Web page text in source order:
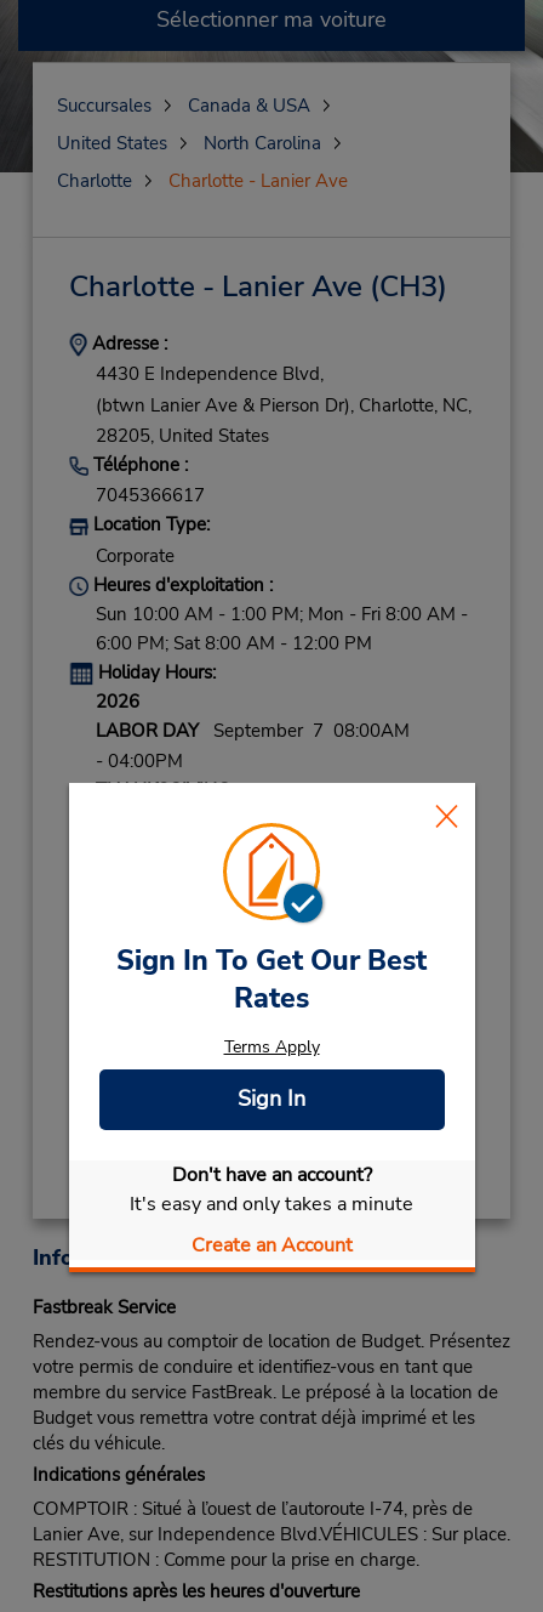
Sign In To Get Our Best
Rates
Terms Apply
Sign In
Don't have an account?
It's easy and only takes a minute
Create an Account
Sélectionner ma voiture
Succursales
Canada & USA
United States
North Carolina
Charlotte
Charlotte - Lanier Ave
Charlotte - Lanier Ave (CH3)
Adresse :
4430 E Independence Blvd,
(btwn Lanier Ave & Pierson Dr), Charlotte, NC,
28205, United States
Téléphone :
7045366617
Location Type:
Corporate
Heures d'exploitation :
Sun 10:00 AM - 1:00 PM; Mon - Fri 8:00 AM -
6:00 PM; Sat 8:00 AM - 12:00 PM
Holiday Hours:
2026
LABOR DAYSeptember 7 08:00AM
- 04:00PM
THANKSGIVINGNovember 26 closed
December 24 08:00AM
December 25 closed
NEW YEARS EVEDecember 31 08:00AM
Succursale avec boîte de dépôt des clés
Obtenir un itinéraire
Informations sur la succursale
Fastbreak Service
Rendez-vous au comptoir de location de Budget. Présentez
votre permis de conduire et identifiez-vous en tant que
membre du service FastBreak. Le préposé à la location de
Budget vous remettra votre contrat déjà imprimé et les
clés du véhicule.
Indications générales
COMPTOIR : Situé à l’ouest de l’autoroute I-74, près de
Lanier Ave, sur Independence Blvd.VÉHICULES : Sur place.
RESTITUTION : Comme pour la prise en charge.
Restitutions après les heures d'ouverture